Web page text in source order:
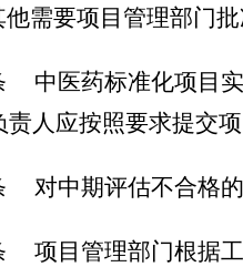
要项目管理部门批
中医药标准化项目
人应按照要求提交
对中期评估不合格
项目管理部门根据